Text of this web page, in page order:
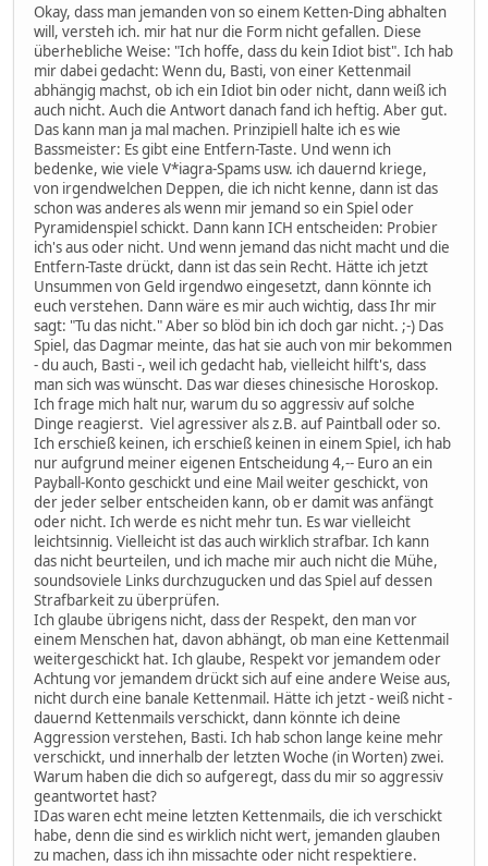
Okay, dass man jemanden von so einem Ketten-Ding abhalten
will, versteh ich. mir hat nur die Form nicht gefallen. Diese
überhebliche Weise: "Ich hoffe, dass du kein Idiot bist". Ich hab
mir dabei gedacht: Wenn du, Basti, von einer Kettenmail
abhängig machst, ob ich ein Idiot bin oder nicht, dann weiß ich
auch nicht. Auch die Antwort danach fand ich heftig. Aber gut.
Das kann man ja mal machen. Prinzipiell halte ich es wie
Bassmeister: Es gibt eine Entfern-Taste. Und wenn ich
bedenke, wie viele V*iagra-Spams usw. ich dauernd kriege,
von irgendwelchen Deppen, die ich nicht kenne, dann ist das
schon was anderes als wenn mir jemand so ein Spiel oder
Pyramidenspiel schickt. Dann kann ICH entscheiden: Probier
ich's aus oder nicht. Und wenn jemand das nicht macht und die
Entfern-Taste drückt, dann ist das sein Recht. Hätte ich jetzt
Unsummen von Geld irgendwo eingesetzt, dann könnte ich
euch verstehen. Dann wäre es mir auch wichtig, dass Ihr mir
sagt: "Tu das nicht." Aber so blöd bin ich doch gar nicht. ;-) Das
Spiel, das Dagmar meinte, das hat sie auch von mir bekommen
- du auch, Basti -, weil ich gedacht hab, vielleicht hilft's, dass
man sich was wünscht. Das war dieses chinesische Horoskop.
Ich frage mich halt nur, warum du so aggressiv auf solche
Dinge reagierst. Viel agressiver als z.B. auf Paintball oder so.
Ich erschieß keinen, ich erschieß keinen in einem Spiel, ich hab
nur aufgrund meiner eigenen Entscheidung 4,-- Euro an ein
Payball-Konto geschickt und eine Mail weiter geschickt, von
der jeder selber entscheiden kann, ob er damit was anfängt
oder nicht. Ich werde es nicht mehr tun. Es war vielleicht
leichtsinnig. Vielleicht ist das auch wirklich strafbar. Ich kann
das nicht beurteilen, und ich mache mir auch nicht die Mühe,
soundsoviele Links durchzugucken und das Spiel auf dessen
Strafbarkeit zu überprüfen.
Ich glaube übrigens nicht, dass der Respekt, den man vor
einem Menschen hat, davon abhängt, ob man eine Kettenmail
weitergeschickt hat. Ich glaube, Respekt vor jemandem oder
Achtung vor jemandem drückt sich auf eine andere Weise aus,
nicht durch eine banale Kettenmail. Hätte ich jetzt - weiß nicht -
dauernd Kettenmails verschickt, dann könnte ich deine
Aggression verstehen, Basti. Ich hab schon lange keine mehr
verschickt, und innerhalb der letzten Woche (in Worten) zwei.
Warum haben die dich so aufgeregt, dass du mir so aggressiv
geantwortet hast?
IDas waren echt meine letzten Kettenmails, die ich verschickt
habe, denn die sind es wirklich nicht wert, jemanden glauben
zu machen, dass ich ihn missachte oder nicht respektiere.